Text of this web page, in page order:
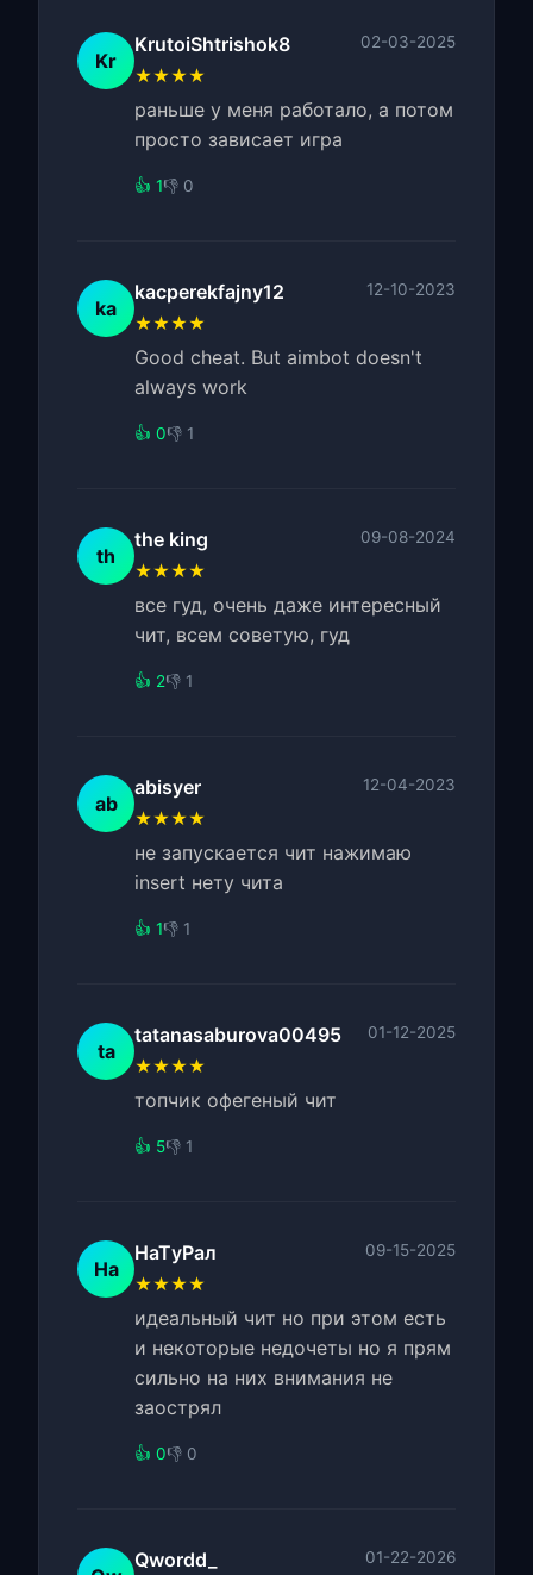
Kr
KrutoiShtrishok8 02-03-2025
★★★★
раньше у меня работало, а потом
просто зависает игра
👍 1👎 0
ka
kacperekfajny12 12-10-2023
★★★★
Good cheat. But aimbot doesn't
always work
👍 0👎 1
th
the king 09-08-2024
★★★★
все гуд, очень даже интересный
чит, всем советую, гуд
👍 2👎 1
ab
abisyer 12-04-2023
★★★★
не запускается чит нажимаю
insert нету чита
👍 1👎 1
ta
tatanasaburova00495 01-12-2025
★★★★
топчик офегеный чит
👍 5👎 1
Нa
НaTуPaл 09-15-2025
★★★★
идеальный чит но при этом есть
и некоторые недочеты но я прям
сильно на них внимания не
заострял
👍 0👎 0
Qwordd_ 01-22-2026